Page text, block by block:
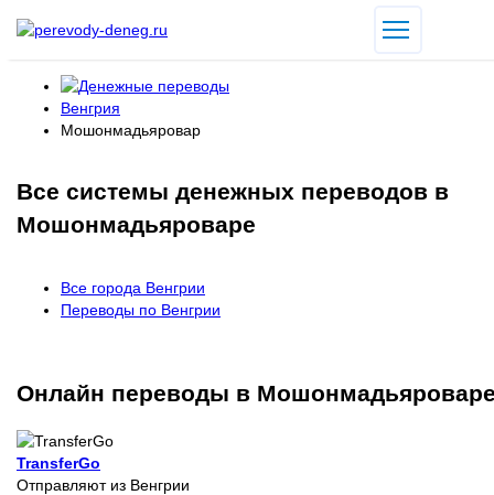
Венгрия
Мошонмадьяровар
Все системы денежных переводов в
Мошонмадьяроваре
Все города Венгрии
Переводы по Венгрии
Онлайн переводы в
TransferGo
Отправляют из Венгрии